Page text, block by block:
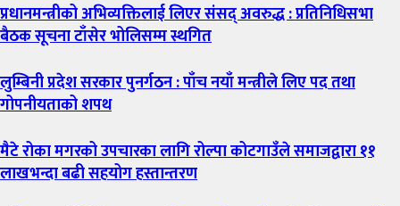
प्रधानमन्त्रीको अभिव्यक्तिलाई लिएर संसद् अवरुद्ध : प्रतिनिधिसभा
बैठक सूचना टाँसेर भोलिसम्म स्थगित
लुम्बिनी प्रदेश सरकार पुनर्गठन : पाँच नयाँ मन्त्रीले लिए पद तथा
गोपनीयताको शपथ
मैटे रोका मगरको उपचारका लागि रोल्पा कोटगाउँले समाजद्वारा ११
लाखभन्दा बढी सहयोग हस्तान्तरण